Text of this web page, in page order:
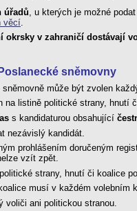
úřadů , u kterých je možné
věcí
okrsky v zahraničí dostávají
sněmovny
může být zvolen
na listině politické strany,
s kandidaturou obsahující
nezávislý kandidát.
prohlášením doručeným
vzít zpět.
strany, hnutí či koalice
musí v každém
voliči ani politickou stranou.